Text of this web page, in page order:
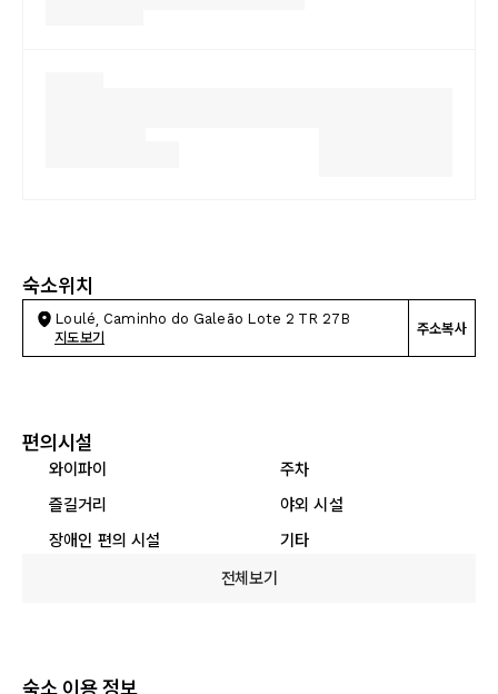
숙소위치
Loulé, Caminho do Galeão Lote 2 TR 27B
지도보기
주소복사
편의시설
와이파이
주차
즐길거리
야외 시설
장애인 편의 시설
기타
전체보기
숙소 이용 정보